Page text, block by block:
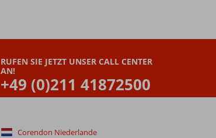
RUFEN SIE JETZT UNSER CALL CENTER
AN!
+49 (0)211 41872500
Corendon Niederlande